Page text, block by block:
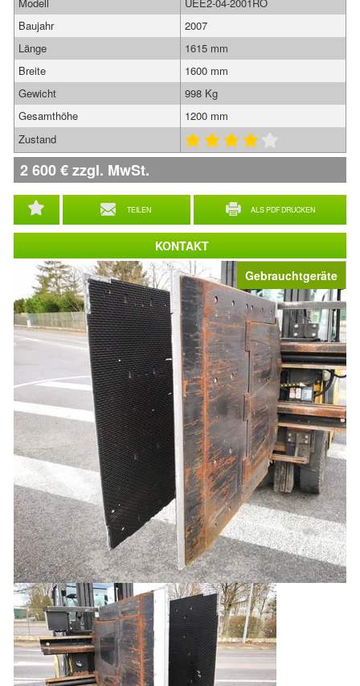
Gebrauchtgeräte
TEILEN ALS PDF DRUCKEN
Baujahr
2007
Länge
1615 mm
Breite
1600 mm
Gewicht
998 Kg
Gesamthöhe
1200 mm
Zustand
2 600€zzgl. MwSt.
KONTAKT